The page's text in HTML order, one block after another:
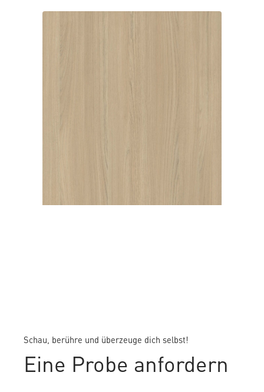
Schau, berühre und überzeuge dich selbst!
Eine Probe anfordern